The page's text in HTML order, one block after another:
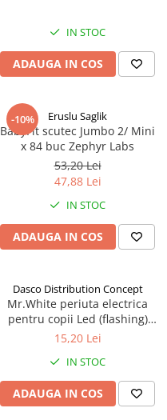
IN STOC
ADAUGA IN COS
-10% Eruslu Saglik
BabyFit scutec Jumbo 2/ Mini
x 84 buc Zephyr Labs
53,20 Lei
47,88 Lei
IN STOC
ADAUGA IN COS
Dasco Distribution Concept
Mr.White periuta electrica
pentru copii Led (flashing)
Spider-Man +3 ani Zephyr
15,20 Lei
IN STOC
ADAUGA IN COS